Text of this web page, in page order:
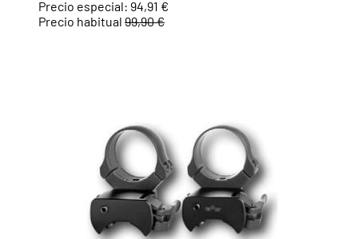
Precio especial: 94,91 €
Precio habitual 99,90 €